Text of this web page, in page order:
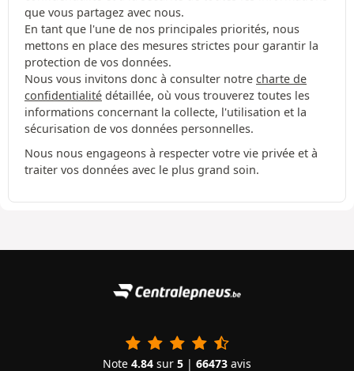
que vous partagez avec nous.
En tant que l'une de nos principales priorités, nous
mettons en place des mesures strictes pour garantir la
protection de vos données.
Nous vous invitons donc à consulter notre charte de
confidentialité détaillée, où vous trouverez toutes les
informations concernant la collecte, l'utilisation et la
sécurisation de vos données personnelles.
Nous nous engageons à respecter votre vie privée et à
traiter vos données avec le plus grand soin.
Note 4.84 sur 5 | 66473 avis